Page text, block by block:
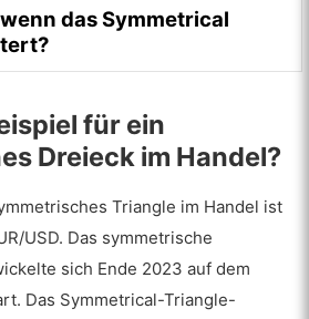
das Symmetrical
für ein
Dreieck im Handel?
Triangle im Handel ist
USD. Das symmetrische
sich Ende 2023 auf dem
Das Symmetrical-Triangle-